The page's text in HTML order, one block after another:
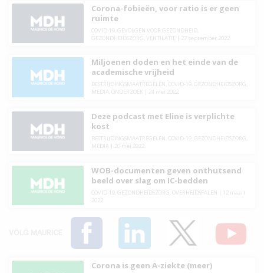
Corona-fobieën, voor ratio is er geen
ruimte
COVID-19, GEVOLGEN VOOR GEZONDHEID,
GEZONDHEIDSZORG
VENTILATIE 27 september 2022
Miljoenen doden en het einde van de
academische vrijheid
BESTRIJDINGSMAATREGELEN COVID-19, GEZONDHEIDSZORG
MEDIA ONDERZOEK 24 mei 2022
Deze podcast met Eline is verplichte
kost
BESTRIJDINGSMAATREGELEN COVID-19, GEZONDHEIDSZORG
MEDIA
20 mei 2022
WOB-documenten geven onthutsend
beeld over slag om IC-bedden
COVID-19, GEZONDHEIDSZORG OVERHEIDSFALEN
12 maart
2022
Corona is geen A-ziekte (meer)